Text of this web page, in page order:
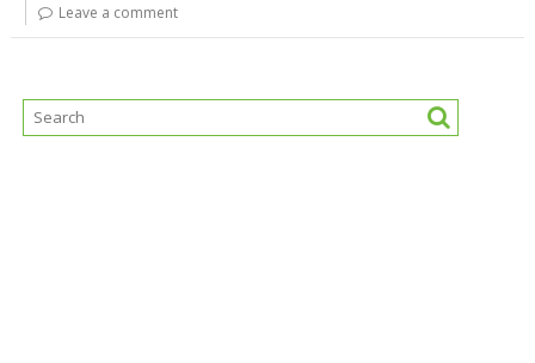
Leave a comment